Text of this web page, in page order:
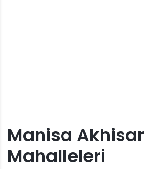
Manisa Akhisar
Mahalleleri